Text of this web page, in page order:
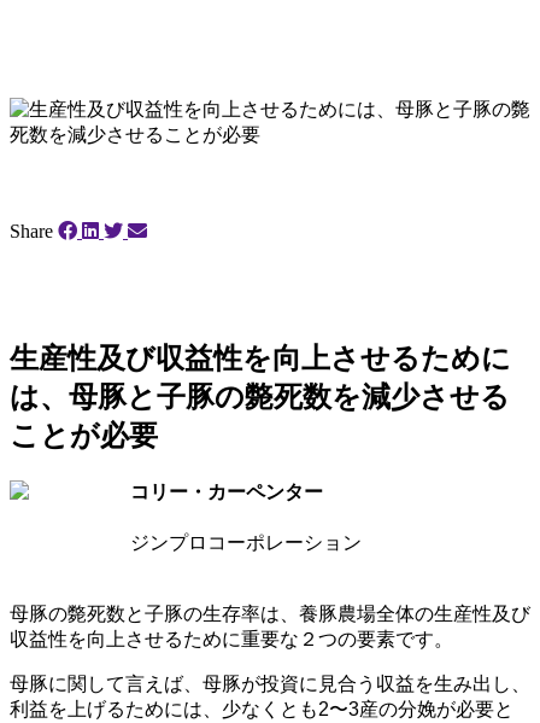
Share
生産性及び収益性を向上させるために
は、母豚と子豚の斃死数を減少させる
ことが必要
コリー・カーペンター
ジンプロコーポレーション
母豚の斃死数と子豚の生存率は、養豚農場全体の生産性及び
収益性を向上させるために重要な２つの要素です。
母豚に関して言えば、母豚が投資に見合う収益を生み出し、
利益を上げるためには、少なくとも2〜3産の分娩が必要と